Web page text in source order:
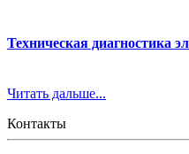
Техническая диагностика
Читать дальше...
Контакты